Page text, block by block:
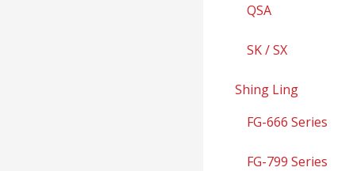
QSA
SK / SX
Shing Ling
FG-666 Series
FG-799 Series